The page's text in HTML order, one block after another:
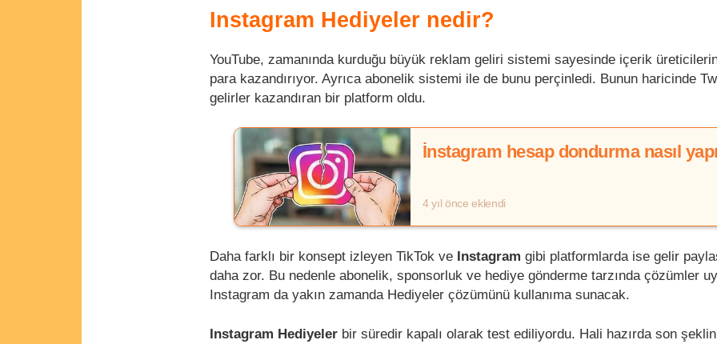
Instagram Hediyeler nedir?
YouTube, zamanında kurduğu büyük reklam geliri sistemi sayesinde içerik
para kazandırıyor. Ayrıca abonelik sistemi ile de bunu perçinledi. Bunun haricinde
gelirler kazandıran bir platform oldu.
İnstagram hesap dondurma nasıl
4 yıl önce eklendi
Daha farklı bir konsept izleyen TikTok ve Instagram gibi platformlarda ise gelir
daha zor. Bu nedenle abonelik, sponsorluk ve hediye gönderme tarzında çözümler
Instagram da yakın zamanda Hediyeler çözümünü kullanıma sunacak.
Instagram Hediyeler bir süredir kapalı olarak test ediliyordu. Hali hazırda son